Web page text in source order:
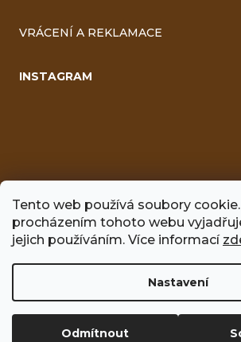
Tento web používá soubory
procházením tohoto webu
jejich používáním. Více informací
Nastavení
Odmítnout
VRÁCENÍ A REKLAMACE
INSTAGRAM
FACEBOOK
Vytvořil Shoptet
Copyright 2026Včelíno . Všechna práva